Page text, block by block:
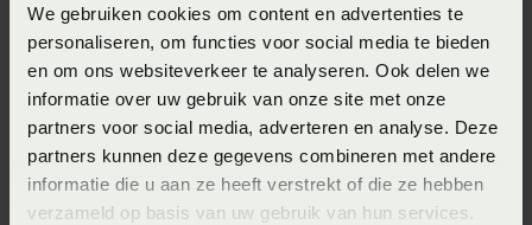
We gebruiken cookies om content en advertenties te
personaliseren, om functies voor social media te bieden
en om ons websiteverkeer te analyseren. Ook delen we
informatie over uw gebruik van onze site met onze
partners voor social media, adverteren en analyse. Deze
partners kunnen deze gegevens combineren met andere
informatie die u aan ze heeft verstrekt of die ze hebben
verzameld op basis van uw gebruik van hun services.
Wasinstructie
Wasvoorschrift: wassen op 40°C / 60°C (donkere kleuren)
60°C (lichte kleuren) of 90°C (wit)
Materiaal
100% pure katoen (Katoen)
Seizoen